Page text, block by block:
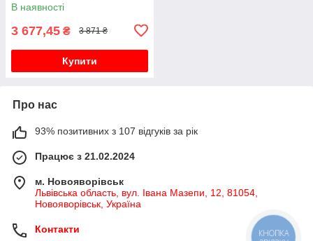
В наявності
3 677,45 ₴ 3 871 ₴
Купити
Про нас
93% позитивних з 107 відгуків за рік
Працює з 21.02.2024
м. Новояворівськ
Львівська область, вул. Івана Мазепи, 12, 81054,
Новояворівськ, Україна
Контакти
КНОПКА